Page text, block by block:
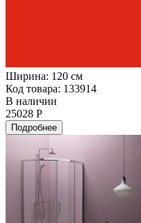
Ширина: 120 см
Код товара: 133914
В наличии
25028 Р
Подробнее